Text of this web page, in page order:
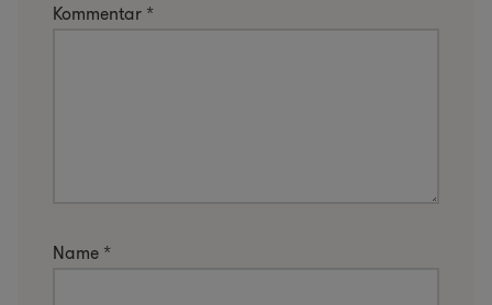
Kommentar *
Name *